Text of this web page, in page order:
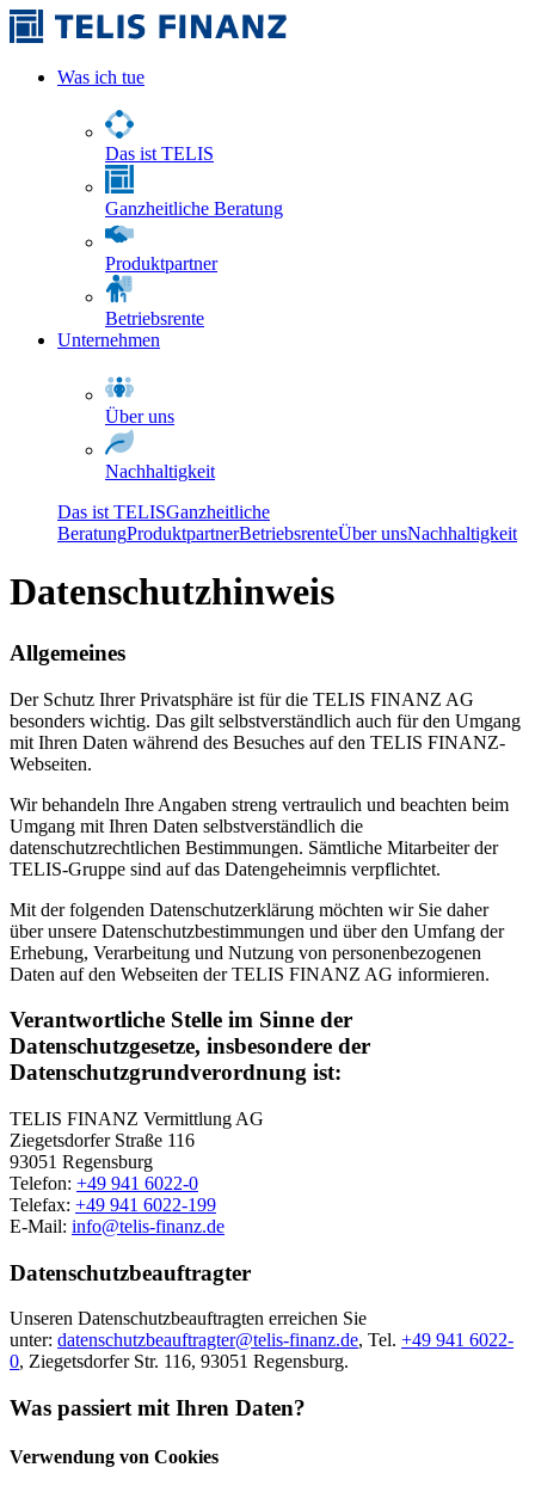
Was ich tue
Das ist TELIS
Ganzheitliche Beratung
Produktpartner
Betriebsrente
Unternehmen
Über uns
Nachhaltigkeit
Das ist TELISGanzheitliche
BeratungProduktpartnerBetriebsrenteÜber unsNachhaltigkeit
Datenschutzhinweis
Allgemeines
Der Schutz Ihrer Privatsphäre ist für die TELIS FINANZ AG
besonders wichtig. Das gilt selbstverständlich auch für den Umgang
mit Ihren Daten während des Besuches auf den TELIS FINANZ-
Webseiten.
Wir behandeln Ihre Angaben streng vertraulich und beachten beim
Umgang mit Ihren Daten selbstverständlich die
datenschutzrechtlichen Bestimmungen. Sämtliche Mitarbeiter der
TELIS-Gruppe sind auf das Datengeheimnis verpflichtet.
Mit der folgenden Datenschutzerklärung möchten wir Sie daher
über unsere Datenschutzbestimmungen und über den Umfang der
Erhebung, Verarbeitung und Nutzung von personenbezogenen
Daten auf den Webseiten der TELIS FINANZ AG informieren.
Verantwortliche Stelle im Sinne der
Datenschutzgesetze, insbesondere der
Datenschutzgrundverordnung ist:
TELIS FINANZ Vermittlung AG
Ziegetsdorfer Straße 116
93051 Regensburg
Telefon: +49 941 6022-0
Telefax: +49 941 6022-199
E-Mail: info@telis-finanz.de
Datenschutzbeauftragter
Unseren Datenschutzbeauftragten erreichen Sie
unter: datenschutzbeauftragter@telis-finanz.de, Tel. +49 941 6022-
0, Ziegetsdorfer Str. 116, 93051 Regensburg.
Was passiert mit Ihren Daten?
Verwendung von Cookies